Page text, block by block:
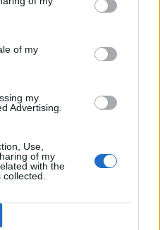
of my
my
Advertising.
Use,
of my
with the